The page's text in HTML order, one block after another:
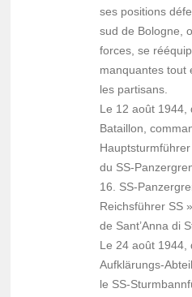
ses positions
sud de Bologne,
forces, se
manquantes tout
les partisans.
Le 12 août 1944,
Bataillon,
du SS-
16. SS-
Reichsführer SS
de Sant’Anna di
Le 24 août 1944,
Aufklärungs-
le SS-